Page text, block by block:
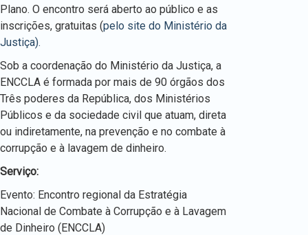
Plano. O encontro será aberto ao público e as
inscrições, gratuitas (pelo site do Ministério da
Justiça).
Sob a coordenação do Ministério da Justiça, a
ENCCLA é formada por mais de 90 órgãos dos
Três poderes da República, dos Ministérios
Públicos e da sociedade civil que atuam, direta
ou indiretamente, na prevenção e no combate à
corrupção e à lavagem de dinheiro.
Serviço:
Evento: Encontro regional da Estratégia
Nacional de Combate à Corrupção e à Lavagem
de Dinheiro (ENCCLA)